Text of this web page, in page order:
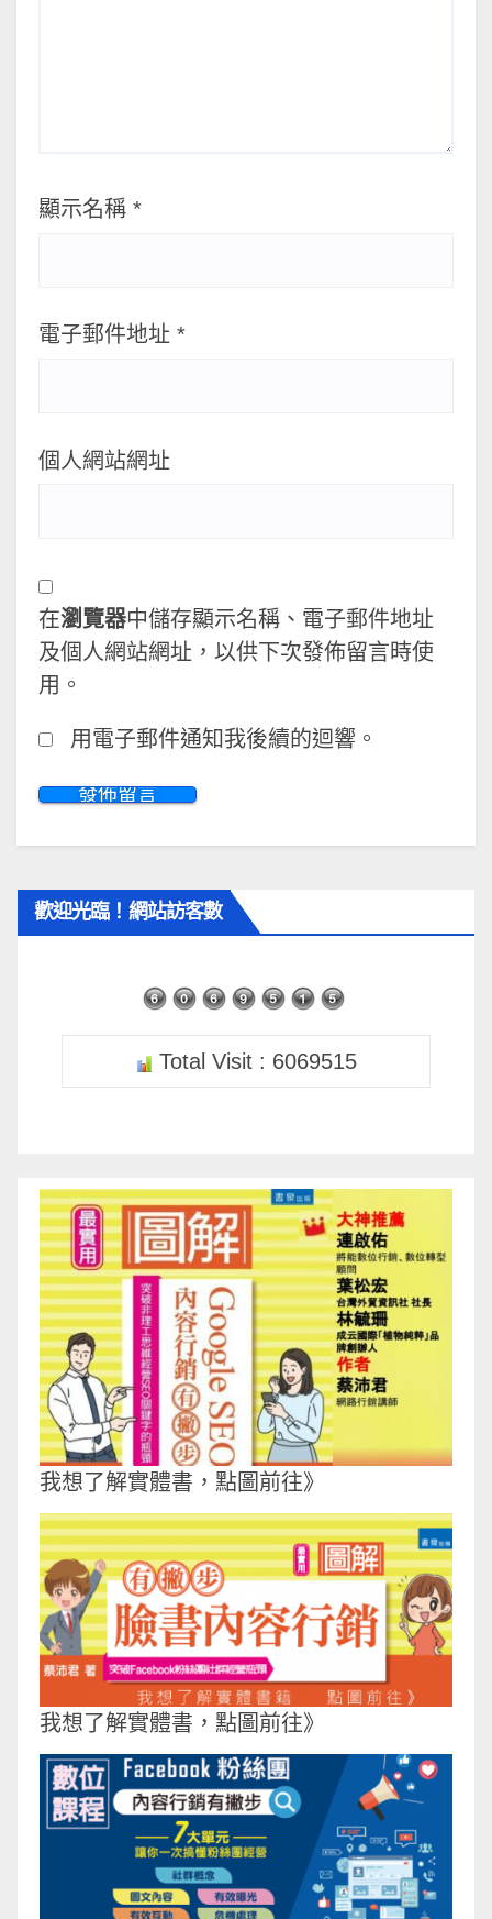
顯示名稱 *
電子郵件地址 *
個人網站網址
在瀏覽器中儲存顯示名稱、電子郵件地址
及個人網站網址，以供下次發佈留言時使
用。
用電子郵件通知我後續的迴響。
歡迎光臨！網站訪客數
Total Visit : 6069515
我想了解實體書，點圖前往》
我想了解實體書，點圖前往》